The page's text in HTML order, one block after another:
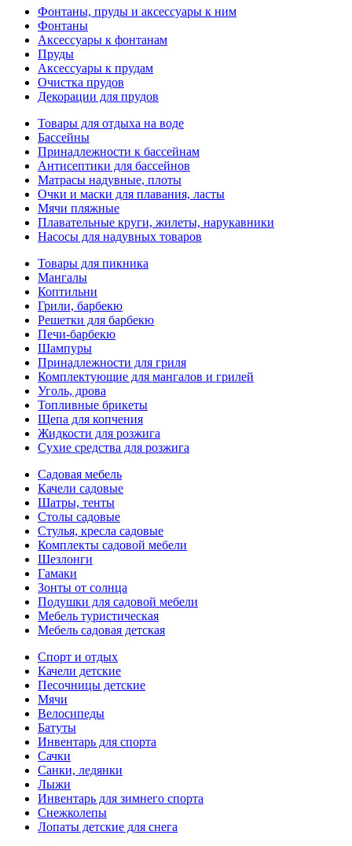
Фонтаны, пруды и аксессуары к ним
Фонтаны
Аксессуары к фонтанам
Пруды
Аксессуары к прудам
Очистка прудов
Декорации для прудов
Товары для отдыха на воде
Бассейны
Принадлежности к бассейнам
Антисептики для бассейнов
Матраcы надувные, плоты
Очки и маски для плавания, ласты
Мячи пляжные
Плавательные круги, жилеты, нарукавники
Насосы для надувных товаров
Товары для пикника
Мангалы
Коптильни
Грили, барбекю
Решетки для барбекю
Печи-барбекю
Шампуры
Принадлежности для гриля
Комплектующие для мангалов и грилей
Уголь, дрова
Топливные брикеты
Щепа для копчения
Жидкости для розжига
Сухие средства для розжига
Садовая мебель
Качели садовые
Шатры, тенты
Столы садовые
Стулья, кресла садовые
Комплекты садовой мебели
Шезлонги
Гамаки
Зонты от солнца
Подушки для садовой мебели
Мебель туристическая
Мебель садовая детская
Спорт и отдых
Качели детские
Песочницы детские
Мячи
Велосипеды
Батуты
Инвентарь для спорта
Сачки
Санки, ледянки
Лыжи
Инвентарь для зимнего спорта
Снежколепы
Лопаты детские для снега